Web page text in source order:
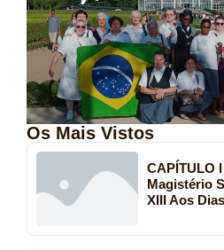
Os Mais Vistos
CAPÍTULO
Magistério
XIII Aos